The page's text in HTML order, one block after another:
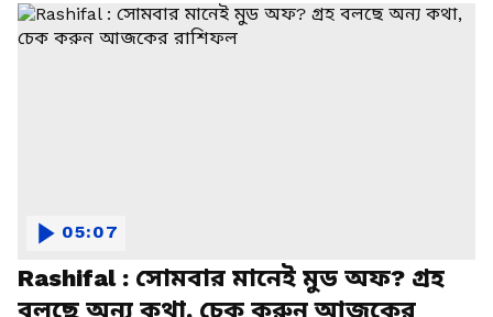
Rashifal : সোমবার মানেই মুড অফ? গ্রহ
বলছে অন্য কথা, চেক করুন আজকের
05:07